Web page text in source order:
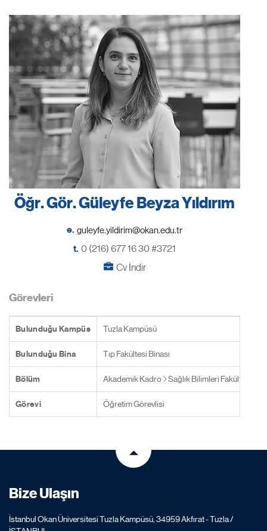
Öğr. Gör. Güleyfe Beyza Yıldırım
e.
t. 0 (216) 677 16 30 #3721
Cv İndir
Görevleri
Bulunduğu Kampüs Tuzla Kampüsü
Bulunduğu Bina Tıp Fakültesi Binası
Bölüm Akademik Kadro Sağlık Bilimleri Fakültesi
Görevi Öğretim Görevlisi
Bize Ulaşın
İstanbul Okan Üniversitesi Tuzla Kampüsü, 34959 Akfırat - Tuzla /